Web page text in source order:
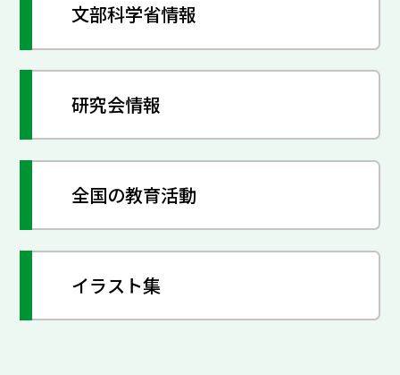
文部科学省情報
研究会情報
全国の教育活動
イラスト集